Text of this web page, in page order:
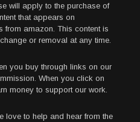
will apply to the purchase of
that appears on
from amazon. This content is
or removal at any time.
you buy through links on our
When you click on
money to support our work.
love to help and hear from the